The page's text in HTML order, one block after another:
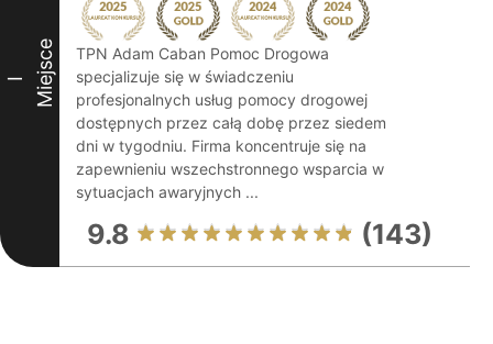
I Miejsce
TPN Adam Caban Pomoc Drogowa
specjalizuje się w świadczeniu
profesjonalnych usług pomocy drogowej
dostępnych przez całą dobę przez siedem
dni w tygodniu. Firma koncentruje się na
zapewnieniu wszechstronnego wsparcia w
sytuacjach awaryjnych ...
9.8 (143)